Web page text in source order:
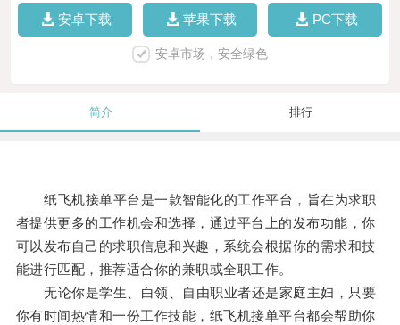
安卓下载 苹果下载 PC下载
安卓市场，安全绿色
简介 排行
纸飞机接单平台是一款智能化的工作平台，旨在为求职
者提供更多的工作机会和选择，通过平台上的发布功能，你
可以发布自己的求职信息和兴趣，系统会根据你的需求和技
能进行匹配，推荐适合你的兼职或全职工作。
无论你是学生、白领、自由职业者还是家庭主妇，只要
你有时间热情和一份工作技能，纸飞机接单平台都会帮助你